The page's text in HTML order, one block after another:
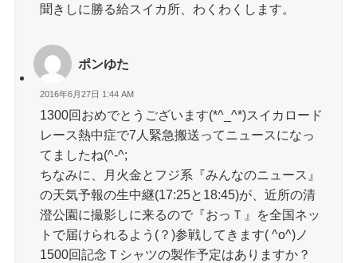
聞きしに勝る給スイカ所、わくわくします。
ポンゆた
2016年6月27日 1:44 AM
1300回おめでとうございます(*^_^*)スイカロード
レース熱中症で7人緊急搬送ってニュースになっ
てましたね(^-^;
ちなみに、月火金とフジ系『みんなのニュース』
の天気予報の生中継(17:25と18:45)が、近所の清
澄公園に撮影しに来るので『おっＴ』を全国ネッ
トで届けられるよう(？)参戦してきます( ^o^)ノ
1500回記念Ｔシャツの製作予定はありますか？